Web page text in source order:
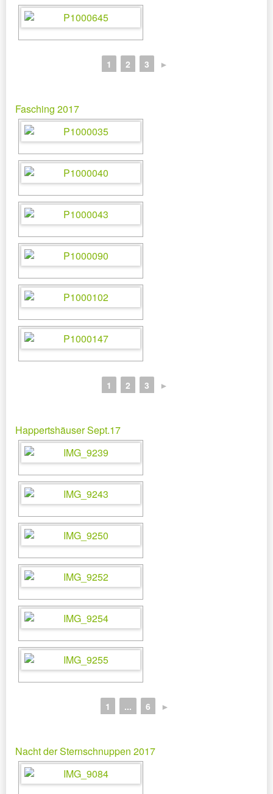
1 2 3 ►
Fasching 2017
1 2 3 ►
Happertshäuser Sept.17
1 ... 6 ►
Nacht der Sternschnuppen 2017